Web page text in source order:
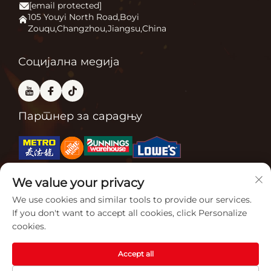
Примена
Често постављане питања
Огњ
Пећница за пицу
[email protected]
105 Youyi North Road,Boyi
Zouqu,Changzhou,Jiangsu,China
Социјална медија
Партнер за сарадњу
Сродне сертификације
Ауторско право © 2026 Цхиансу Гарденсун Фурнеце Цо, Лтд.
We value your privacy
We use cookies and similar tools to provide our services.
If you don't want to accept all cookies, click Personalize
cookies.
Accept all